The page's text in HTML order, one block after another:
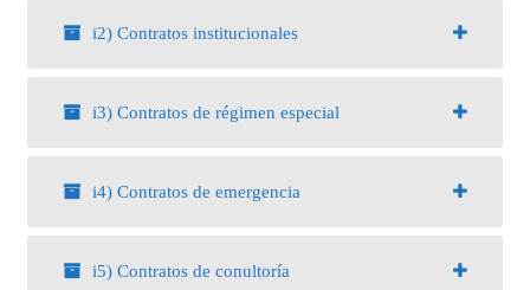
i2) Contratos institucionales
i3) Contratos de régimen especial
i4) Contratos de emergencia
i5) Contratos de conultoría